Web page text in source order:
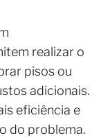
realizar o
pisos ou
adicionais.
eficiência e
do problema.